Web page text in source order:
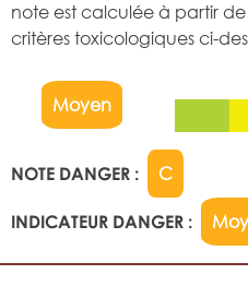
note est calculée à partir
critères toxicologiques ci-
Moyen
NOTE DANGER : C
INDICATEUR DANGER :